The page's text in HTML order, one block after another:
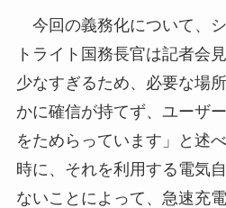
今回の義務化について、
トライト国務長官は記者会
少なすぎるため、必要な場
かに確信が持てず、ユーザ
をためらっています」と述
時に、それを利用する電気
ないことによって、急速充